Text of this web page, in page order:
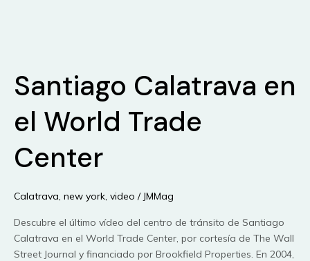
Santiago Calatrava en
el World Trade
Center
Calatrava, new york, video / JMMag
Descubre el último vídeo del centro de tránsito de Santiago
Calatrava en el World Trade Center, por cortesía de The Wall
Street Journal y financiado por Brookfield Properties. En 2004,